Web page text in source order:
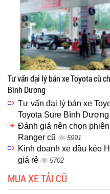
Tư vấn đại lý bán xe Toyota cũ
Bình Dương
Tư vấn đại lý bán xe
Toyota Sure Bình Dương
Đánh giá nên chọn
Ranger cũ
5991
Kinh doanh xe đầu kéo
giá rẻ
5702
MUA XE TẢI CŨ